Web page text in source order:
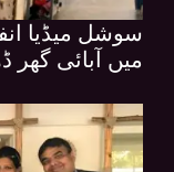
سوشل میڈیا
میں آبائی گھر